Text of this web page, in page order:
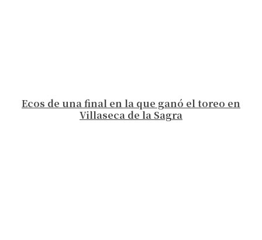
Ecos de una final en la que ganó el toreo en
Villaseca de la Sagra